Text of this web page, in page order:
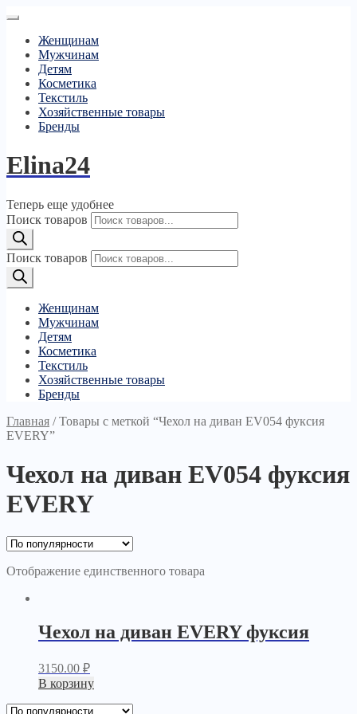
Женщинам
Мужчинам
Детям
Косметика
Текстиль
Хозяйственные товары
Бренды
Elina24
Теперь еще удобнее
Поиск товаров
Поиск товаров
Женщинам
Мужчинам
Детям
Косметика
Текстиль
Хозяйственные товары
Бренды
Главная /Товары с меткой “Чехол на диван EV054 фуксия
EVERY”
Чехол на диван EV054 фуксия
EVERY
Отображение единственного товара
Чехол на диван EVERY фуксия
3150.00 ₽
В корзину